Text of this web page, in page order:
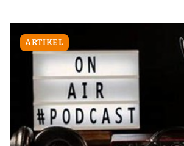
ARTIKEL